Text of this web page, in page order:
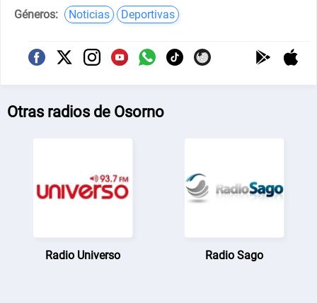
Géneros: Noticias Deportivas
Otras radios de Osorno
Radio Universo Radio Sago